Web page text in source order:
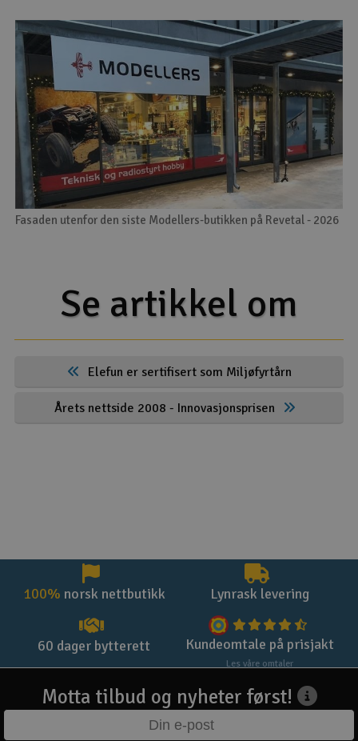
Fasaden utenfor den siste Modellers-butikken på Revetal - 2026
Se artikkel om
Elefun er sertifisert som Miljøfyrtårn
Årets nettside 2008 - Innovasjonsprisen
100% norsk nettbutikk Lynrask levering
60 dager bytterett Kundeomtale på prisjakt
Les våre omtaler
Motta tilbud og nyheter først!